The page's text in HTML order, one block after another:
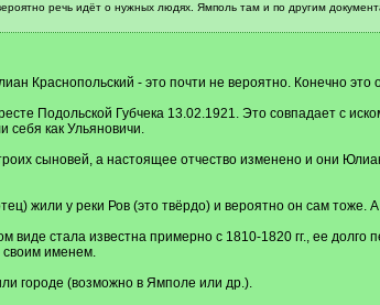
речь идёт о нужных людях. Ямполь там и по другим
Краснопольский - это почти не вероятно. Конечно
Подольской Губчека 13.02.1921. Это совпадает с
себя как Ульяновичи.
сыновей, а настоящее отчество изменено и они
жили у реки Ров (это твёрдо) и вероятно он сам тоже.
виде стала известна примерно с 1810-1820 гг., ее
своим именем.
городе (возможно в Ямполе или др.).